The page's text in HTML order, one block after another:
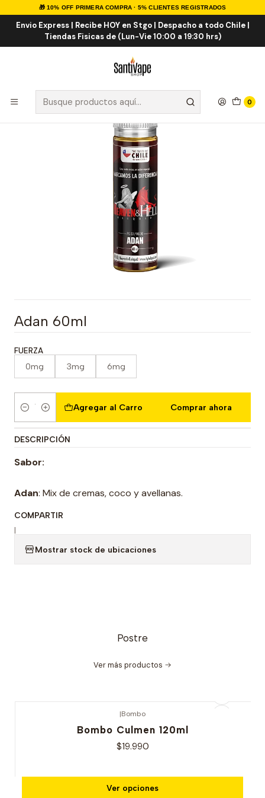
🎁 10% OFF PRIMERA COMPRA · 5% CLIENTES REGISTRADOS
Envio Express | Recibe HOY en Stgo | Despacho a todo Chile |
Tiendas Fisicas de (Lun-Vie 10:00 a 19:30 hrs)
0
Inicio E-LIQUID Postre Adan 60ml
Adan 60ml
FUERZA
0mg 3mg 6mg
Cantidad
Agregar al Carro Comprar ahora
DESCRIPCIÓN
Sabor:
Adan: Mix de cremas, coco y avellanas.
COMPARTIR
|
Mostrar stock de ubicaciones
Postre
Ver más productos
|Bombo
Bombo Culmen 120ml
$19.990
Ver opciones